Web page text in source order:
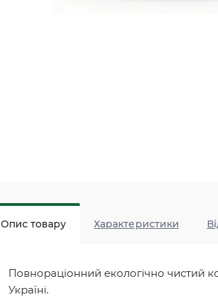
Опис товару Характеристики
Повнораціонний екологічно чистий
Україні.